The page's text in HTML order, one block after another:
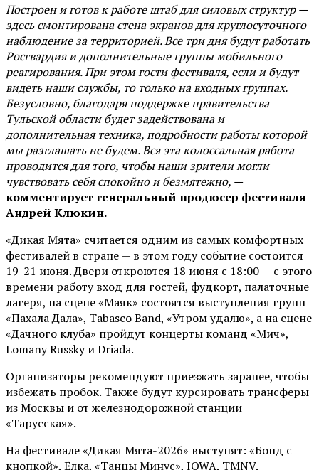
Построен и готов к работе штаб для силовых структур —
здесь смонтирована стена экранов для круглосуточного
наблюдение за территорией. Все три дня будут работать
Росгвардия и дополнительные группы мобильного
реагирования. При этом гости фестиваля, если и будут
видеть наши службы, то только на входных группах.
Безусловно, благодаря поддержке правительства
Тульской области будет задействована и
дополнительная техника, подробности работы которой
мы разглашать не будем. Вся эта колоссальная работа
проводится для того, чтобы наши зрители могли
чувствовать себя спокойно и безмятежно, —
комментирует генеральный продюсер фестиваля
Андрей Клюкин.
«Дикая Мята» считается одним из самых комфортных
фестивалей в стране — в этом году событие состоится
19-21 июня. Двери откроются 18 июня с 18:00 — с этого
времени работу вход для гостей, фудкорт, палаточные
лагеря, на сцене «Маяк» состоятся выступления групп
«Пахала Дала», Tabasco Band, «Утром удалю», а на сцене
«Дачного клуба» пройдут концерты команд «Мич»,
Lomany Russky и Driada.
Организаторы рекомендуют приезжать заранее, чтобы
избежать пробок. Также будут курсировать трансферы
из Москвы и от железнодорожной станции
«Тарусская».
На фестивале «Дикая Мята-2026» выступят: «Бонд с
кнопкой», Ёлка, «Танцы Минус», IOWA, TMNV,